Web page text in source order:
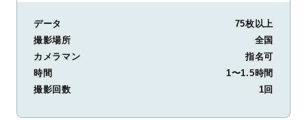
データ
75枚以上
撮影場所
全国
カメラマン
指名可
時間
1〜1.5時間
撮影回数
1回